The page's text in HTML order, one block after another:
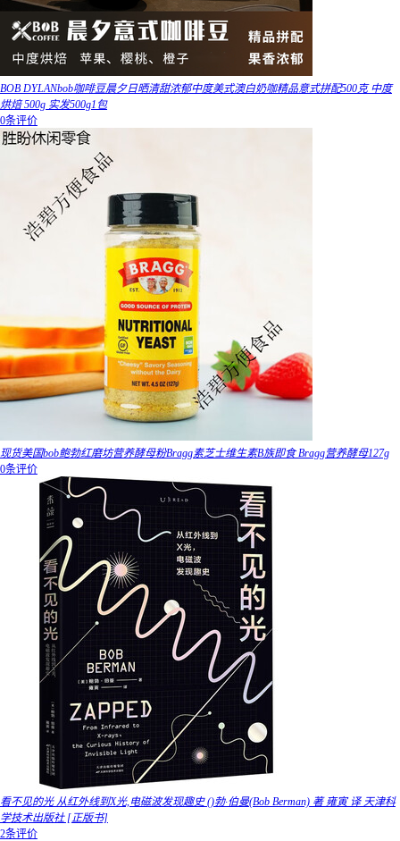
BOB DYLANbob咖啡豆晨夕日晒清甜浓郁中度美式澳白奶咖精品意式拼配500克 中度
烘焙 500g 实发500g1包
0条评价
现货美国bob鲍勃红磨坊营养酵母粉Bragg素芝士维生素B族即食 Bragg营养酵母127g
0条评价
看不见的光 从红外线到X光,电磁波发现趣史 ()勃·伯曼(Bob Berman) 著 雍寅 译 天津科
学技术出版社 [正版书]
2条评价